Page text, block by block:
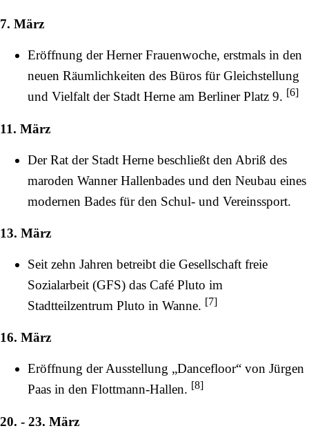
7. März
Eröffnung der Herner Frauenwoche, erstmals in den
neuen Räumlichkeiten des Büros für Gleichstellung
und Vielfalt der Stadt Herne am Berliner Platz 9. [6]
11. März
Der Rat der Stadt Herne beschließt den Abriß des
maroden Wanner Hallenbades und den Neubau eines
modernen Bades für den Schul- und Vereinssport.
13. März
Seit zehn Jahren betreibt die Gesellschaft freie
Sozialarbeit (GFS) das Café Pluto im
Stadtteilzentrum Pluto in Wanne. [7]
16. März
Eröffnung der Ausstellung „Dancefloor“ von Jürgen
Paas in den Flottmann-Hallen. [8]
20. - 23. März